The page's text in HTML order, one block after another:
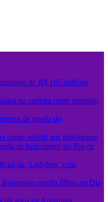
de R$ 165 milhões
na carreira neste segundo
de queda do
como assistir aos fenômenos
de helicóptero no Rio de
da ‘Ladybug’ com
receba filhos no Dia